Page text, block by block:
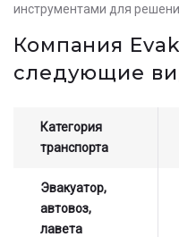
инструментами для
Компания
следующие
Категория
транспорта
Эвакуатор,
автовоз,
лавета